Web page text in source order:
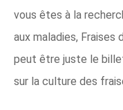
vous êtes à la
aux maladies, Fraises
peut être juste le
sur la culture des